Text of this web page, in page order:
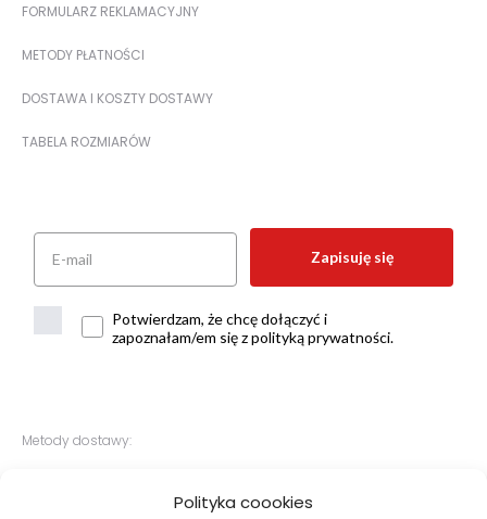
Polityka coookies
FORMULARZ REKLAMACYJNY
METODY PŁATNOŚCI
DOSTAWA I KOSZTY DOSTAWY
TABELA ROZMIARÓW
Zapisuję się
Potwierdzam, że chcę dołączyć i
zapoznałam/em się z polityką prywatności.
Metody dostawy: